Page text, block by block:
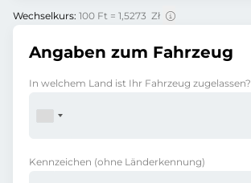
Wechselkurs: 100 Ft = 1,5273 Zł
Angaben zum Fahrzeug
In welchem Land ist Ihr Fahrzeug zugelassen?
Kennzeichen (ohne Länderkennung)